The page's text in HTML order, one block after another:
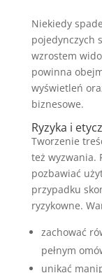
Niekiedy
pojedynczych
wzrostem
powinna
wyświetleń
biznesowe.
Ryzyka i
Tworzenie
też wyzwania.
pozbawiać
przypadku
ryzykowne.
zachować
pełnym
unikać